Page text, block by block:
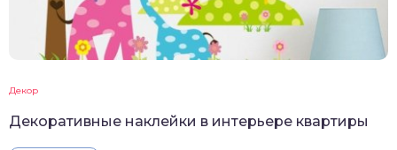
Декор
Декоративные наклейки в интерьере квартиры